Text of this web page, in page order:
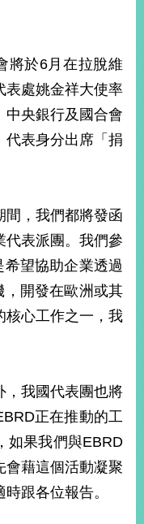
將於6月在拉脫維
表處姚金祥大使率
中央銀行及國合會
代表身分出席「捐
間，我們都將發函
代表派團。我們參
望協助企業透過
，開發在歐洲或其
核心工作之一，我
，我國代表團也將
正在推動的工
如果我們與EBRD
會藉這個活動凝聚
跟各位報告。